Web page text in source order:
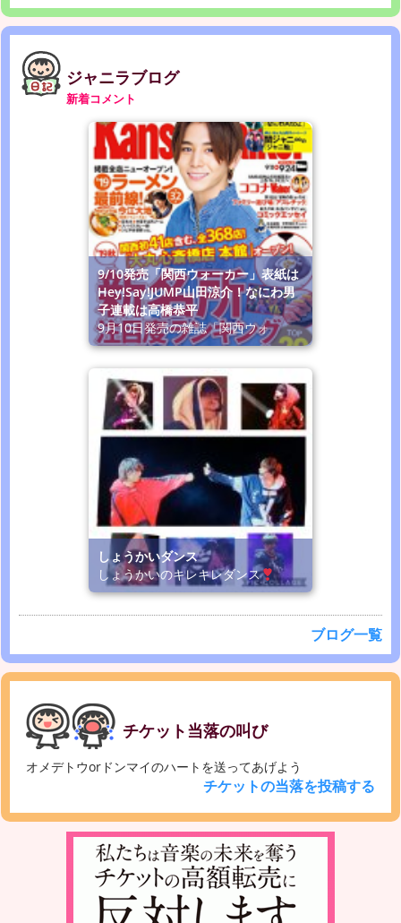
ジャニラブログ
新着コメント
9/10発売「関西ウォーカー」表紙は
Hey!Say!JUMP山田涼介！なにわ男
子連載は高橋恭平
9月10日発売の雑誌「関西ウォ
しょうかいダンス
しょうかいのキレキレダンス
ブログ一覧
チケット当落の叫び
オメデトウorドンマイのハートを送ってあげよう
チケットの当落を投稿する